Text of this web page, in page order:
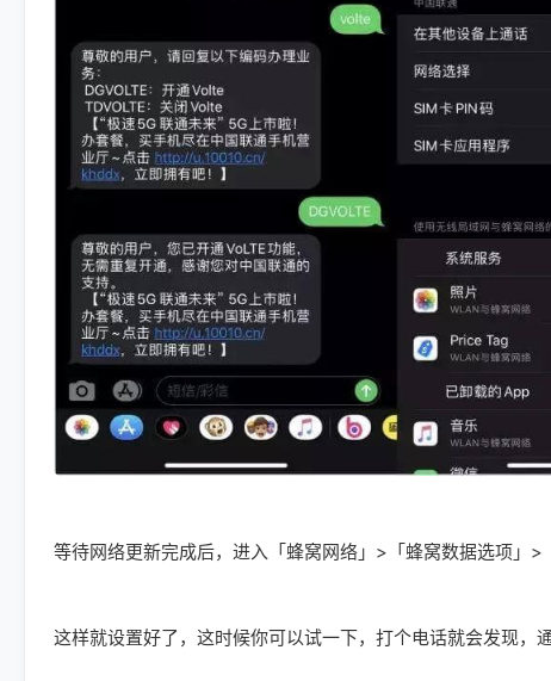
等待网络更新完成后，进入「蜂窝网络」>「蜂窝数据选项」>
这样就设置好了，这时候你可以试一下，打个电话就会发现，